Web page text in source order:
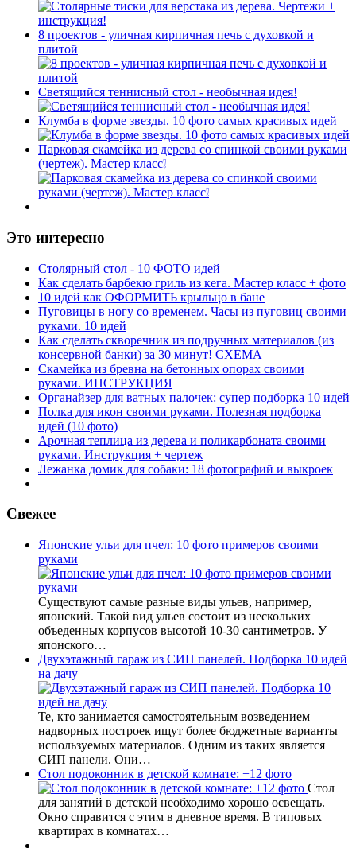
8 проектов - уличная кирпичная печь с духовкой и
плитой
Светящийся теннисный стол - необычная идея!
Клумба в форме звезды. 10 фото самых красивых идей
Парковая скамейка из дерева со спинкой своими руками
(чертеж). Мастер класс❕
Это интересно
Столярный стол - 10 ФОТО идей
Как сделать барбекю гриль из кега. Мастер класс + фото
10 идей как ОФОРМИТЬ крыльцо в бане
Пуговицы в ногу со временем. Часы из пуговиц своими
руками. 10 идей
Как сделать скворечник из подручных материалов (из
консервной банки) за 30 минут! СХЕМА
Скамейка из бревна на бетонных опорах своими
руками. ИНСТРУКЦИЯ
Органайзер для ватных палочек: супер подборка 10 идей
Полка для икон своими руками. Полезная подборка
идей (10 фото)
Арочная теплица из дерева и поликарбоната своими
руками. Инструкция + чертеж
Лежанка домик для собаки: 18 фотографий и выкроек
Свежее
Японские ульи для пчел: 10 фото примеров своими
руками
Существуют самые разные виды ульев, например,
японский. Такой вид ульев состоит из нескольких
объеденных корпусов высотой 10-30 сантиметров. У
японского…
Двухэтажный гараж из СИП панелей. Подборка 10 идей
на дачу
Те, кто занимается самостоятельным возведением
надворных построек ищут более бюджетные варианты
используемых материалов. Одним из таких является
СИП панели. Они…
Стол подоконник в детской комнате: +12 фото
Стол
для занятий в детской необходимо хорошо освещать.
Окно справится с этим в дневное время. В типовых
квартирах в комнатах…